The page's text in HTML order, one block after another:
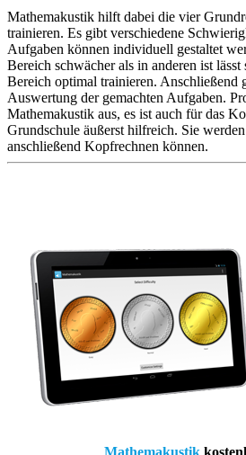
Mathemakustik hilft dabei die vier
trainieren. Es gibt verschiedene
Aufgaben können individuell gestaltet
Bereich schwächer als in anderen ist
Bereich optimal trainieren. Anschließend
Auswertung der gemachten Aufgaben.
Mathemakustik aus, es ist auch für das
Grundschule äußerst hilfreich. Sie
anschließend Kopfrechnen können.
Mathemakustik